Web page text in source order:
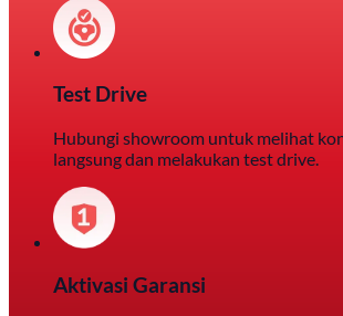
Test Drive
Hubungi showroom untuk melihat
langsung dan melakukan test drive.
Aktivasi Garansi